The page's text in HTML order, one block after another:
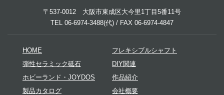
〒537-0012 大阪市東成区大今里1丁目5番11号
TEL 06-6974-3488(代) / FAX 06-6974-4847
HOME
フレキシブルシャフト
弾性セラミック砥石
DIY関連
ホビーランド・JOYDOS
作品紹介
製品カタログ
会社概要